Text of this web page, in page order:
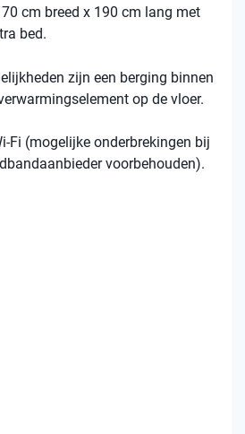
cm breed x 190 cm lang met
bed.
zijn een berging binnen
op de vloer.
Fi (mogelijke onderbrekingen bij
voorbehouden).